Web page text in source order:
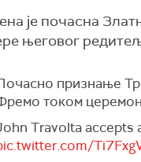
је почасна
његовог
признање
током
Travolta accepts